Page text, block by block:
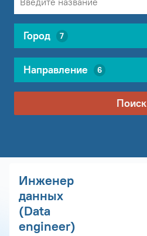
Город 7
Направление 6
Поиск
Инженер
данных
(Data
engineer)